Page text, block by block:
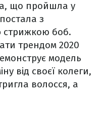
що пройшла у
з
стрижкою боб.
трендом 2020
модель
від своєї колеги,
волосся, а